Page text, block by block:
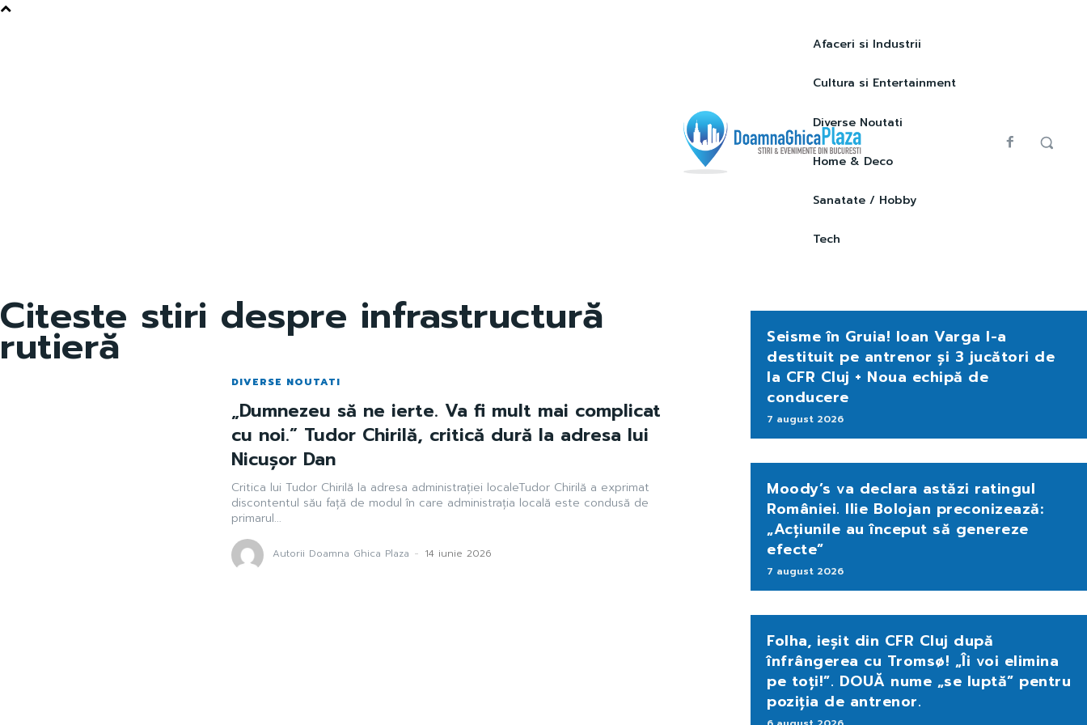
Afaceri si Industrii
Cultura si Entertainment
Diverse Noutati
Home & Deco
Sanatate / Hobby
Tech
Citeste stiri despre infrastructură
rutieră
DIVERSE NOUTATI
„Dumnezeu să ne ierte. Va fi mult mai complicat
cu noi.” Tudor Chirilă, critică dură la adresa lui
Nicușor Dan
Critica lui Tudor Chirilă la adresa administrației localeTudor Chirilă a exprimat
discontentul său față de modul în care administrația locală este condusă de
primarul...
Autorii Doamna Ghica Plaza - 14 iunie 2026
Seisme în Gruia! Ioan Varga l-a
destituit pe antrenor și 3 jucători de
la CFR Cluj + Noua echipă de
conducere
7 august 2026
Moody’s va declara astăzi ratingul
României. Ilie Bolojan preconizează:
„Acțiunile au început să genereze
efecte”
7 august 2026
Folha, ieșit din CFR Cluj după
înfrângerea cu Tromsø! „Îi voi elimina
pe toți!”. DOUĂ nume „se luptă” pentru
poziția de antrenor.